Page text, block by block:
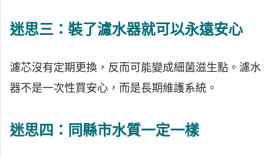
迷思三：裝了濾水器就可以永遠安心
濾芯沒有定期更換，反而可能變成細菌滋生點。濾水
器不是一次性買安心，而是長期維護系統。
迷思四：同縣市水質一定一樣